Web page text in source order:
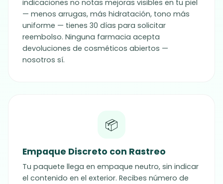
indicaciones no notas mejoras visibles en tu piel
— menos arrugas, más hidratación, tono más
uniforme — tienes 30 días para solicitar
reembolso. Ninguna farmacia acepta
devoluciones de cosméticos abiertos —
nosotros sí.
📦
Empaque Discreto con Rastreo
Tu paquete llega en empaque neutro, sin indicar
el contenido en el exterior. Recibes número de